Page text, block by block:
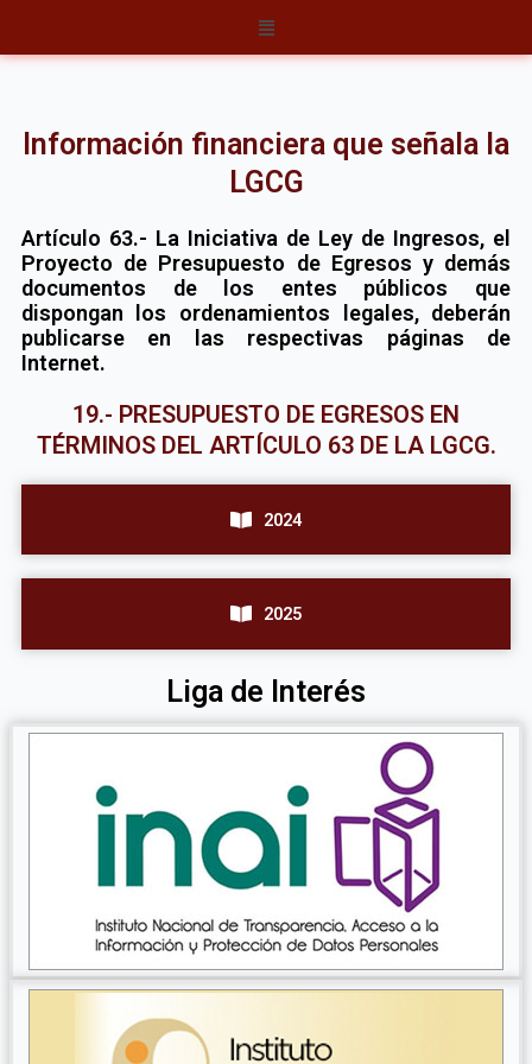
Menú
Información financiera que señala la
LGCG
Artículo 63.- La Iniciativa de Ley de Ingresos, el
Proyecto de Presupuesto de Egresos y demás
documentos de los entes públicos que
dispongan los ordenamientos legales, deberán
publicarse en las respectivas páginas de
Internet.
19.- PRESUPUESTO DE EGRESOS EN
TÉRMINOS DEL ARTÍCULO 63 DE LA LGCG.
2024
2025
Liga de Interés